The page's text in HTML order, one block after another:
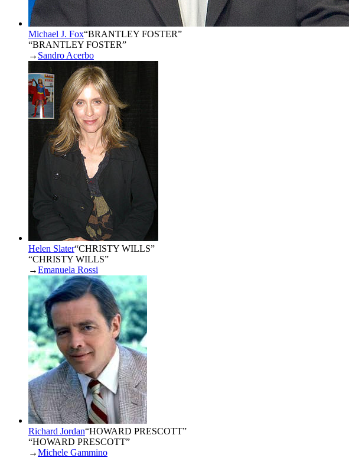
Michael J. Fox“BRANTLEY FOSTER”
“BRANTLEY FOSTER”
→ Sandro Acerbo
Helen Slater“CHRISTY WILLS”
“CHRISTY WILLS”
→Emanuela Rossi
Richard Jordan“HOWARD PRESCOTT”
“HOWARD PRESCOTT”
→Michele Gammino